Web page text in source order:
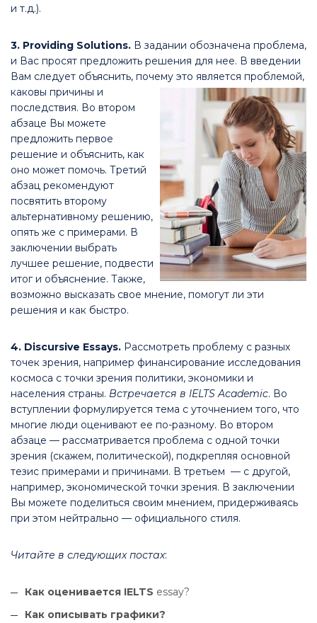
и т.д.).
3. Providing Solutions. В задании обозначена проблема,
и Вас просят предложить решения для нее. В введении
Вам следует объяснить, почему это является проблемой,
каковы причины и
последствия. Во втором
абзаце Вы можете
предложить первое
решение и объяснить, как
оно может помочь. Третий
абзац рекомендуют
посвятить второму
альтернативному решению,
опять же с примерами. В
заключении выбрать
лучшее решение, подвести
итог и объяснение. Также,
возможно высказать свое мнение, помогут ли эти
решения и как быстро.
4. Discursive Essays. Рассмотреть проблему с разных
точек зрения, например финансирование исследования
космоса с точки зрения политики, экономики и
населения страны. Встречается в IELTS Academic. Во
вступлении формулируется тема с уточнением того, что
многие люди оценивают ее по-разному. Во втором
абзаце — рассматривается проблема с одной точки
зрения (скажем, политической), подкрепляя основной
тезис примерами и причинами. В третьем — с другой,
например, экономической точки зрения. В заключении
Вы можете поделиться своим мнением, придерживаясь
при этом нейтрально — официального стиля.
Читайте в следующих постах:
Как оценивается IELTS essay?
Как описывать графики?